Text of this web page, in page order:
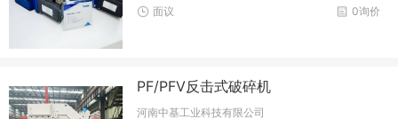
0询价
面议
PF/PFV反击式破碎机
河南中基工业科技有限公司